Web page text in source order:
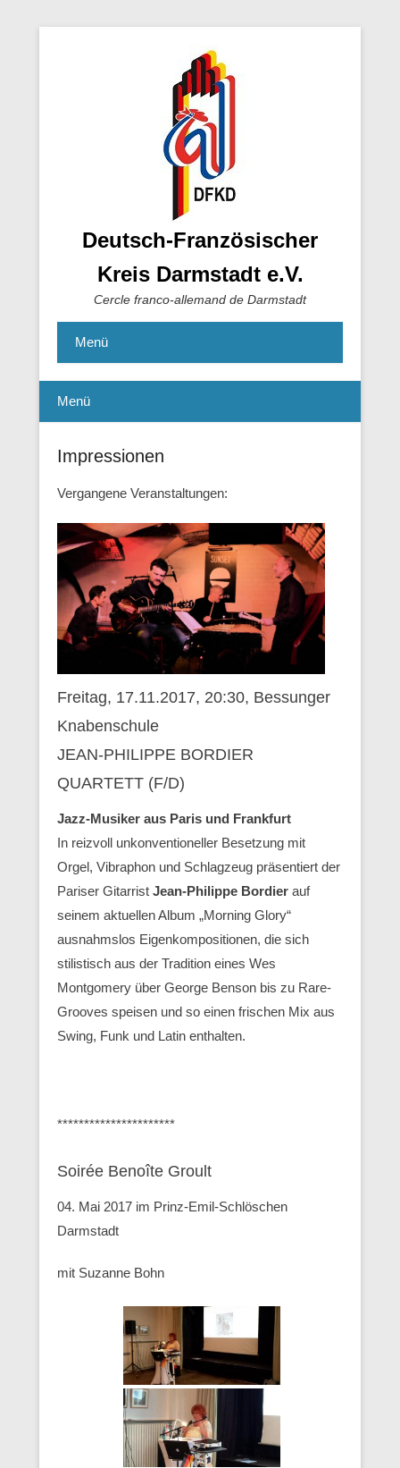
Deutsch-Französischer
Kreis Darmstadt e.V.
Cercle franco-allemand de Darmstadt
Menü
Menü
Impressionen
Vergangene Veranstaltungen:
Freitag, 17.11.2017, 20:30, Bessunger
Knabenschule
JEAN-PHILIPPE BORDIER
QUARTETT (F/D)
Jazz-Musiker aus Paris und Frankfurt
In reizvoll unkonventioneller Besetzung mit
Orgel, Vibraphon und Schlagzeug präsentiert der
Pariser Gitarrist Jean-Philippe Bordier auf
seinem aktuellen Album „Morning Glory“
ausnahmslos Eigenkompositionen, die sich
stilistisch aus der Tradition eines Wes
Montgomery über George Benson bis zu Rare-
Grooves speisen und so einen frischen Mix aus
Swing, Funk und Latin enthalten.
**********************
Soirée Benoîte Groult
04. Mai 2017 im Prinz-Emil-Schlöschen
Darmstadt
mit Suzanne Bohn